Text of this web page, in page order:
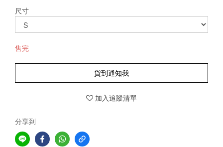
尺寸
售完
貨到通知我
加入追蹤清單
分享到